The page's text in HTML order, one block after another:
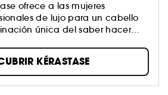
ofrece a las mujeres
de lujo para un cabello
única del saber hacer
y lo mejor de L'Oréal
permite ofrecer a cada mujer
a medida que le
única y revelará todo el
KÉRASTASE